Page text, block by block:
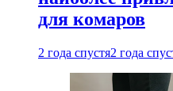
для комаров
2 года спустя2 года